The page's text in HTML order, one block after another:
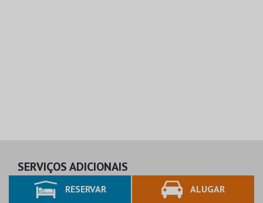
SERVIÇOS ADICIONAIS
RESERVAR ALUGAR